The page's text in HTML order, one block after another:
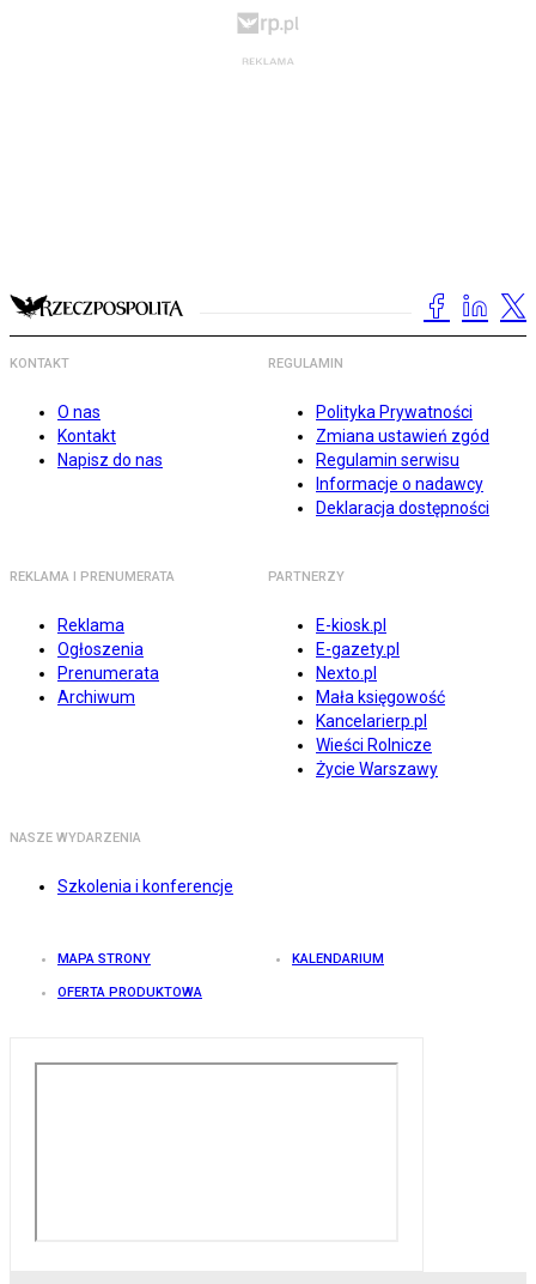
KONTAKT
O nas
Kontakt
Napisz do nas
REGULAMIN
Polityka Prywatności
Zmiana ustawień zgód
Regulamin serwisu
Informacje o nadawcy
Deklaracja dostępności
REKLAMA I PRENUMERATA
Reklama
Ogłoszenia
Prenumerata
Archiwum
PARTNERZY
E-kiosk.pl
E-gazety.pl
Nexto.pl
Mała księgowość
Kancelarierp.pl
Wieści Rolnicze
Życie Warszawy
NASZE WYDARZENIA
Szkolenia i konferencje
MAPA STRONY KALENDARIUM
OFERTA PRODUKTOWA